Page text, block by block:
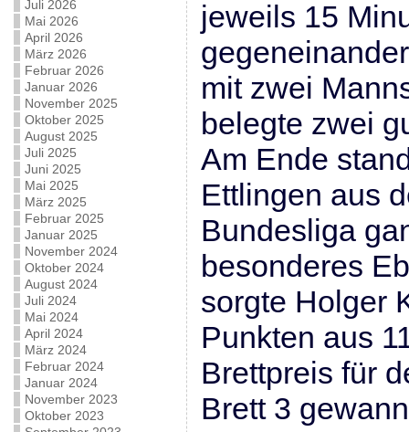
Juli 2026
Mai 2026
April 2026
März 2026
Februar 2026
Januar 2026
November 2025
Oktober 2025
August 2025
Juli 2025
Juni 2025
Mai 2025
März 2025
Februar 2025
Januar 2025
November 2024
Oktober 2024
August 2024
Juli 2024
Mai 2024
April 2024
März 2024
Februar 2024
Januar 2024
November 2023
Oktober 2023
jeweils 15
mit zwei
belegte zwei
Am Ende
Ettlingen aus
Bundesliga
besonderes
sorgte Holger
Punkten aus
Brettpreis für
Brett 3